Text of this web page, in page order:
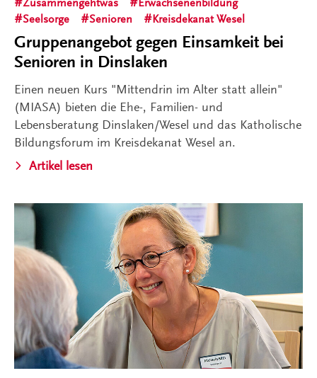
Zusammengehtwas
Erwachsenenbildung
Seelsorge
Senioren Kreisdekanat Wesel
Gruppenangebot gegen Einsamkeit bei
Senioren in Dinslaken
Einen neuen Kurs "Mittendrin im Alter statt allein"
(MIASA) bieten die Ehe-, Familien- und
Lebensberatung Dinslaken/Wesel und das Katholische
Bildungsforum im Kreisdekanat Wesel an.
Artikel lesen